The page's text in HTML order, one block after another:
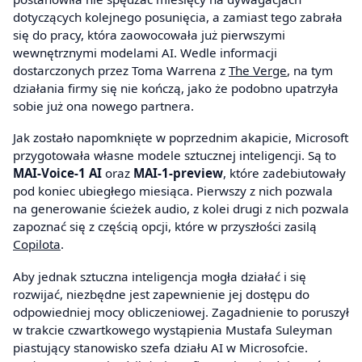
dotyczących kolejnego posunięcia, a zamiast tego zabrała
się do pracy, która zaowocowała już pierwszymi
wewnętrznymi modelami AI. Wedle informacji
dostarczonych przez Toma Warrena z The Verge, na tym
działania firmy się nie kończą, jako że podobno upatrzyła
sobie już ona nowego partnera.
Jak zostało napomknięte w poprzednim akapicie, Microsoft
przygotowała własne modele sztucznej inteligencji. Są to
MAI-Voice-1 AI oraz MAI-1-preview, które zadebiutowały
pod koniec ubiegłego miesiąca. Pierwszy z nich pozwala
na generowanie ścieżek audio, z kolei drugi z nich pozwala
zapoznać się z częścią opcji, które w przyszłości zasilą
Copilota.
Aby jednak sztuczna inteligencja mogła działać i się
rozwijać, niezbędne jest zapewnienie jej dostępu do
odpowiedniej mocy obliczeniowej. Zagadnienie to poruszył
w trakcie czwartkowego wystąpienia Mustafa Suleyman
piastujący stanowisko szefa działu AI w Microsofcie.